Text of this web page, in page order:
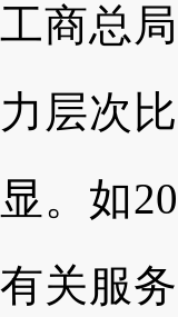
商总
层次
。如
关服